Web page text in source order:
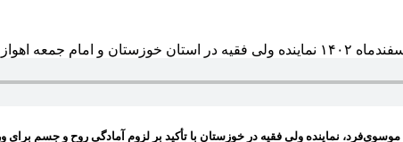
نماینده ولی فقیه در خوزستان با تأکید بر لزوم آمادگی روح و جسم